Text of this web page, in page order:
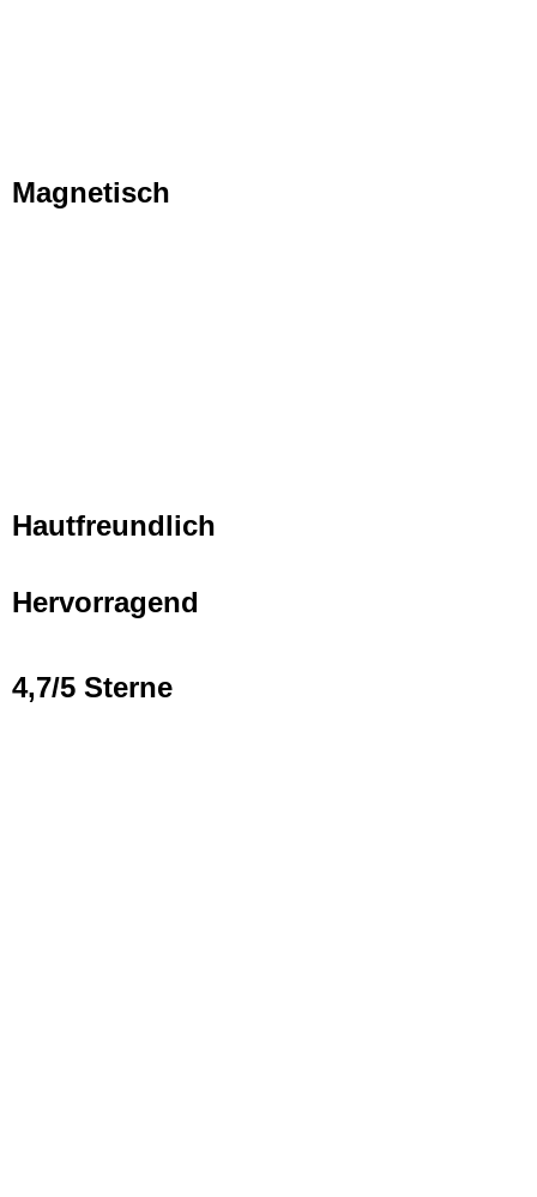
Magnetisch
Hautfreundlich
Hervorragend
4,7/5 Sterne